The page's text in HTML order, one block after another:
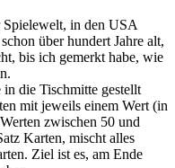
Spielewelt, in den USA
über hundert Jahre alt,
bis ich gemerkt habe, wie
in die Tischmitte gestellt
mit jeweils einem Wert (in
zwischen 50 und
Karten, mischt alles
Ziel ist es, am Ende